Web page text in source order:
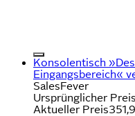
Konsolentisch
Eingangsbereich«
SalesFever
Ursprünglicher Preis
Aktueller Preis